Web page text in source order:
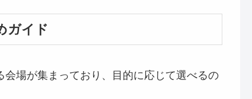
ガイド
場が集まっており、目的に応じて選べるの